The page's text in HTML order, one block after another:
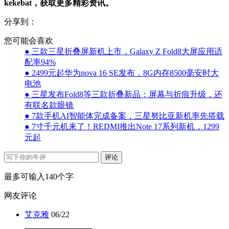
kekebat，获取更多精彩资讯。
分享到：
您可能会喜欢
● 三款三星折叠屏新机上市，Galaxy Z Fold8大屏应用适
配率94%
● 2499元起华为nova 16 SE发布，8G内存8500毫安时大
电池
● 三星发布Fold8等三款折叠新品：屏幕与折痕升级，还
有联名款眼镜
● 7款手机AI智能体完成备案，三星努比亚新机率先搭载
● 7寸千元机来了！REDMI推出Note 17系列新机，1299
元起
评论
最多可输入140个字
网友评论
艾克雅 06/22